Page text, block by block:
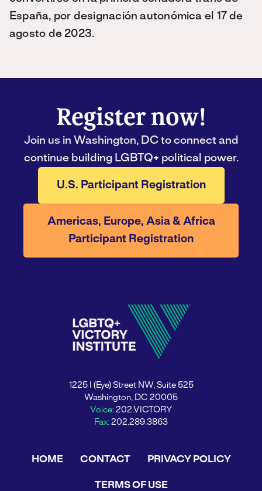
España, por designación autonómica el 17 de
agosto de 2023.
Register now!
Join us in Washington, DC to connect and
continue building LGBTQ+ political power.
U.S. Participant Registration
Americas, Europe, Asia & Africa
Participant Registration
1225 I (Eye) Street NW, Suite 525
Washington, DC 20005
Voice: 202.VICTORY
Fax: 202.289.3863
HOME CONTACT PRIVACY POLICY
TERMS OF USE